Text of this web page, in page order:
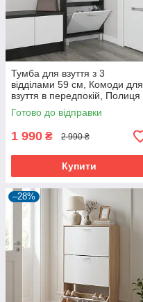
Тумба для взуття з 3
відділами 59 см, Комоди для
взуття в передпокій, Полиця
для взуття збоку в коридор
Готово до відправки
1 990 ₴ 2 990 ₴
Купити
–28%